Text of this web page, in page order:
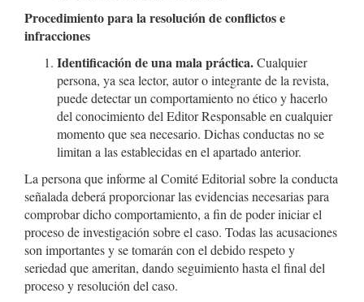
Procedimiento para la resolución de conflictos e
infracciones
Identificación de una mala práctica.Cualquier
persona, ya sea lector, autor o integrante de la revista,
puede detectar un comportamiento no ético y hacerlo
del conocimiento del Editor Responsable en cualquier
momento que sea necesario. Dichas conductas no se
limitan a las establecidas en el apartado anterior.
La persona que informe al Comité Editorial sobre la conducta
señalada deberá proporcionar las evidencias necesarias para
comprobar dicho comportamiento, a fin de poder iniciar el
proceso de investigación sobre el caso. Todas las acusaciones
son importantes y se tomarán con el debido respeto y
seriedad que ameritan, dando seguimiento hasta el final del
proceso y resolución del caso.